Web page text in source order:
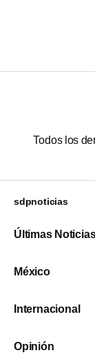
Todos los
sdpnoticias
Últimas
México
Internacional
Opinión